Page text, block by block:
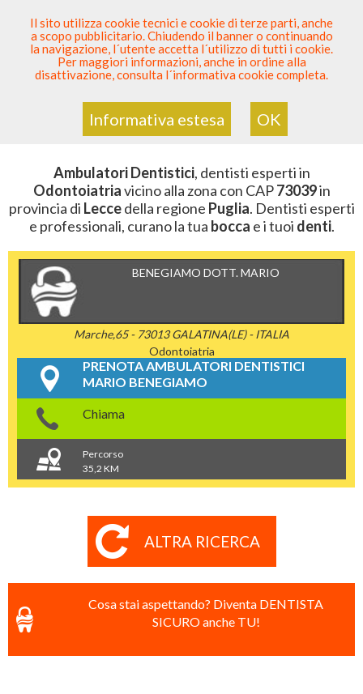
SEI DENTISTA? PARTECIPA
Sei QuiElenco Dentista Sicuro > Odontoiatria>
Ambulatori Dentistici>Puglia >Lecce>CAP 73039
ZONA CON CAP 73039
Ambulatori Dentistici, dentisti esperti in
Odontoiatriavicino alla zona con CAP73039in
provincia di Leccedella regione Puglia. Dentisti esperti
e professionali, curano la tua bocca e i tuoi denti.
BENEGIAMO DOTT. MARIO
Marche,65 - 73013 GALATINA(LE) - ITALIA
Odontoiatria
PRENOTA AMBULATORI DENTISTICI
MARIO BENEGIAMO
Chiama
Percorso
35,2 KM
ALTRA RICERCA
Cosa stai aspettando? Diventa DENTISTA
SICURO anche TU!
Il sito utilizza cookie tecnici e cookie di terze parti, anche
a scopo pubblicitario. Chiudendo il banner o continuando
la navigazione, l´utente accetta l´utilizzo di tutti i cookie.
Per maggiori informazioni, anche in ordine alla
disattivazione, consulta l´informativa cookie completa.
Informativa estesa OK